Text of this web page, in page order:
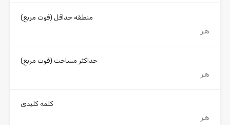
منطقه حداقل (فوت مربع)
حداکثر مساحت (فوت مربع)
کلمه کلیدی